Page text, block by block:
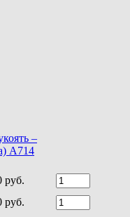
–
A714
руб.
руб.